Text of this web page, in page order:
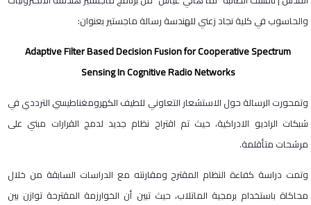
والحاسوب في كلية نجاد زعني للهندسة رسالة ماجستير بعنوان:
Adaptive Filter Based Decision Fusion for Cooperative Spectrum
Sensing In Cognitive Radio Networks
وتمحورت الرسالة حول الاستشعار التعاوني للطيف الكهرومغناطيسي الترددي في
شبكات الراديو الادراكية، حيث تم اقتراح نظام جديد لدمج القرارات مبني على
مرشحات متأقلمة.
وتمت دراسة كفاءة النظام المقترح ومقارنته مع الدراسات السابقة من خلال
محاكاة باستخدام برمجية الماتلاب، حيث تبين أن الخوارزمة المقترحة توازن بين